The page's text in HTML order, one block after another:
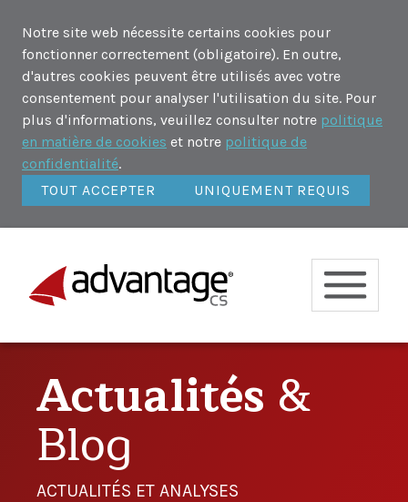
Notre site web nécessite certains cookies pour
fonctionner correctement (obligatoire). En outre,
d'autres cookies peuvent être utilisés avec votre
consentement pour analyser l'utilisation du site. Pour
plus d'informations, veuillez consulter notre politique
en matière de cookies et notre politique de
confidentialité.
TOUT ACCEPTER
UNIQUEMENT REQUIS
Actualités &
Blog
ACTUALITÉS ET ANALYSES